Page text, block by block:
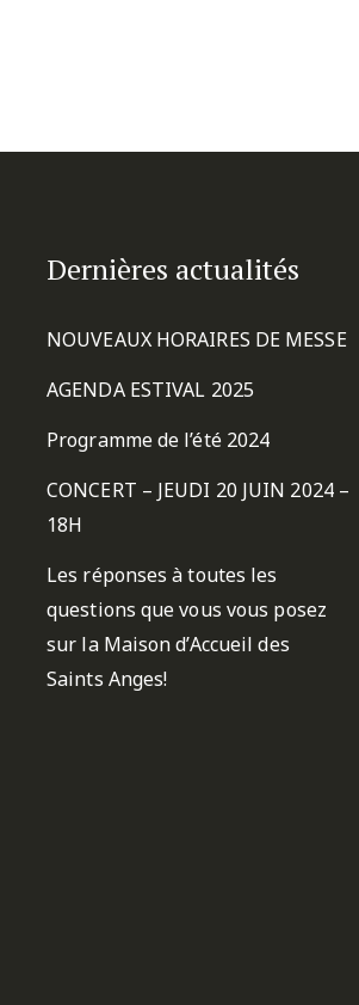
Dernières actualités
NOUVEAUX HORAIRES DE MESSE
AGENDA ESTIVAL 2025
Programme de l’été 2024
CONCERT – JEUDI 20 JUIN 2024 –
18H
Les réponses à toutes les
questions que vous vous posez
sur la Maison d’Accueil des
Saints Anges!